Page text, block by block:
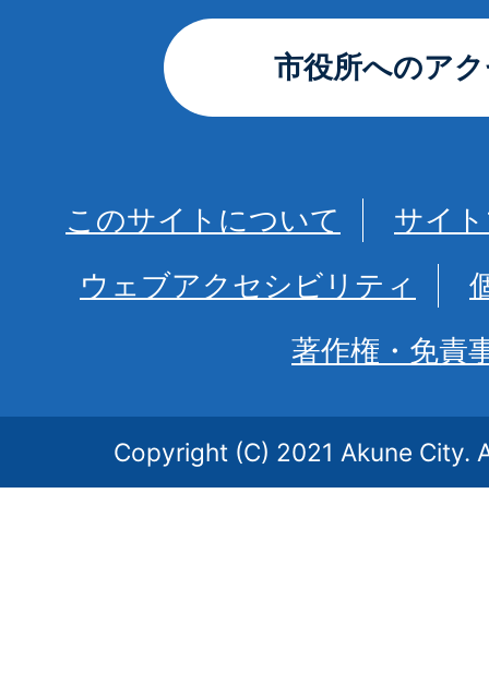
市役所へのア
このサイトについて
サイ
ウェブアクセシビリティ
著作権・免責
Copyright (C) 2021 Akune City.